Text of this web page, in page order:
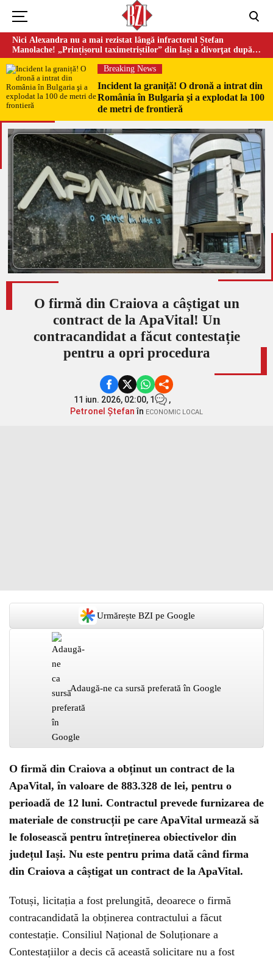
Nici Alexandra nu a mai rezistat lângă infractorul Ștefan
Manolache! „Prințișorul taximetriștilor” din Iași a divorţat după
doi ani de căsnicie
Breaking News
Incident la graniță! O dronă a intrat din
România în Bulgaria şi a explodat la 100
de metri de frontieră
O firmă din Craiova a câștigat un
contract de la ApaVital! Un
contracandidat a făcut contestație
pentru a opri procedura
11 iun. 2026, 02:00, 1
,
Petronel Ștefanîn ECONOMIC LOCAL
Urmărește BZI pe Google
Adaugă-ne ca sursă preferată în Google
O firmă din Craiova a obținut un contract de la
ApaVital, în valoare de 883.328 de lei, pentru o
perioadă de 12 luni. Contractul prevede furnizarea de
materiale de construcții pe care ApaVital urmează să
le folosească pentru întreținerea obiectivelor din
județul Iași. Nu este pentru prima dată când firma
din Craiova a câștigat un contract de la ApaVital.
Totuși, licitația a fost prelungită, deoarece o firmă
contracandidată la obținerea contractului a făcut
contestație. Consiliul Național de Soluționare a
Contestațiilor a decis că această solicitare nu a fost